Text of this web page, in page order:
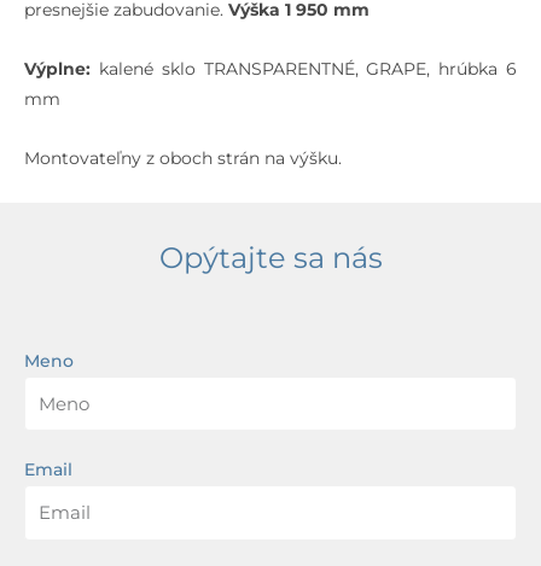
presnejšie zabudovanie. Výška 1 950 mm
Výplne: kalené sklo TRANSPARENTNÉ, GRAPE, hrúbka 6
mm
Montovateľny z oboch strán na výšku.
Opýtajte sa nás
Meno
Email